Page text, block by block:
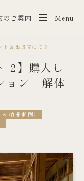
のご案内 Menu
Menu
ト＆出張先にて
2】購入し
ョン 解体
納品事例）